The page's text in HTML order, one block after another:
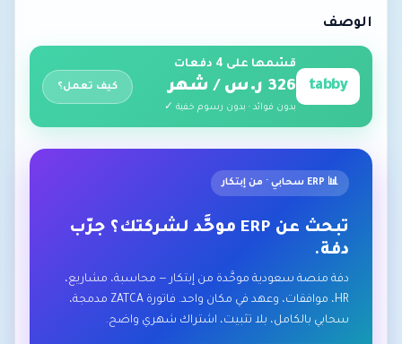
الوصف
tabby
قسّمها على 4 دفعات
326 ر.س / شهر
بدون فوائد · بدون رسوم خفية ✓
كيف تعمل؟
📊 ERP سحابي · من إبتكار
تبحث عن ERP موحَّد لشركتك؟ جرّب
دفة.
دفة منصة سعودية موحَّدة من إبتكار — محاسبة، مشاريع،
HR، موافقات، وعهد في مكان واحد. فاتورة ZATCA مدمجة،
سحابي بالكامل، بلا تثبيت، اشتراك شهري واضح.